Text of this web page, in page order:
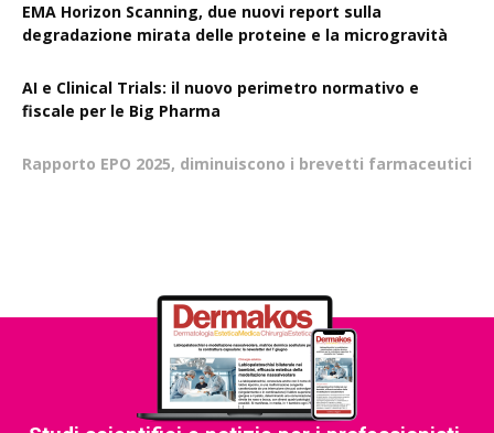
EMA Horizon Scanning, due nuovi report sulla
degradazione mirata delle proteine e la microgravità
AI e Clinical Trials: il nuovo perimetro normativo e
fiscale per le Big Pharma
Rapporto EPO 2025, diminuiscono i brevetti farmaceutici